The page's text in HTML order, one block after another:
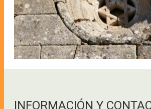
INFORMACIÓN Y